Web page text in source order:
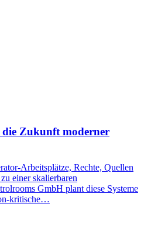
Zukunft moderner
Arbeitsplätze, Rechte, Quellen
einer skalierbaren
GmbH plant diese Systeme
kritische…